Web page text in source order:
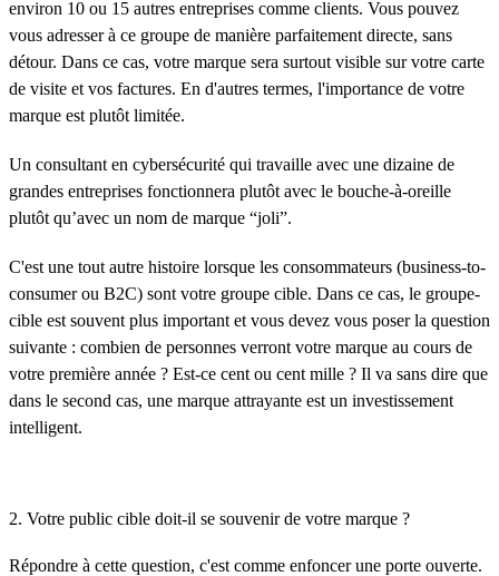
environ 10 ou 15 autres entreprises comme clients. Vous pouvez
vous adresser à ce groupe de manière parfaitement directe, sans
détour. Dans ce cas, votre marque sera surtout visible sur votre carte
de visite et vos factures. En d'autres termes, l'importance de votre
marque est plutôt limitée.
Un consultant en cybersécurité qui travaille avec une dizaine de
grandes entreprises fonctionnera plutôt avec le bouche-à-oreille
plutôt qu’avec un nom de marque “joli”.
C'est une tout autre histoire lorsque les consommateurs (business-to-
consumer ou B2C) sont votre groupe cible. Dans ce cas, le groupe-
cible est souvent plus important et vous devez vous poser la question
suivante : combien de personnes verront votre marque au cours de
votre première année ? Est-ce cent ou cent mille ? Il va sans dire que
dans le second cas, une marque attrayante est un investissement
intelligent.
2. Votre public cible doit-il se souvenir de votre marque ?
Répondre à cette question, c'est comme enfoncer une porte ouverte.